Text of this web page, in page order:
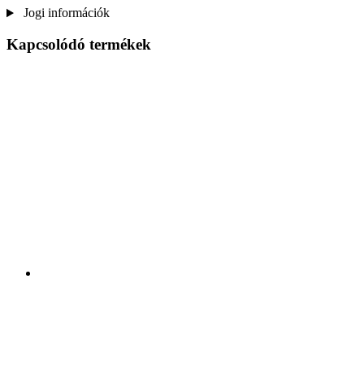
Jogi információk
Kapcsolódó termékek